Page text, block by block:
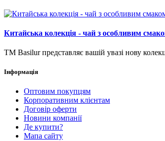
Китайська колекція - чай з особливим
ТМ Basilur представляє вашій увазі нову
Інформація
Оптовим покупцям
Корпоративним клієнтам
Договір оферти
Новини компанії
Де купити?
Мапа сайту